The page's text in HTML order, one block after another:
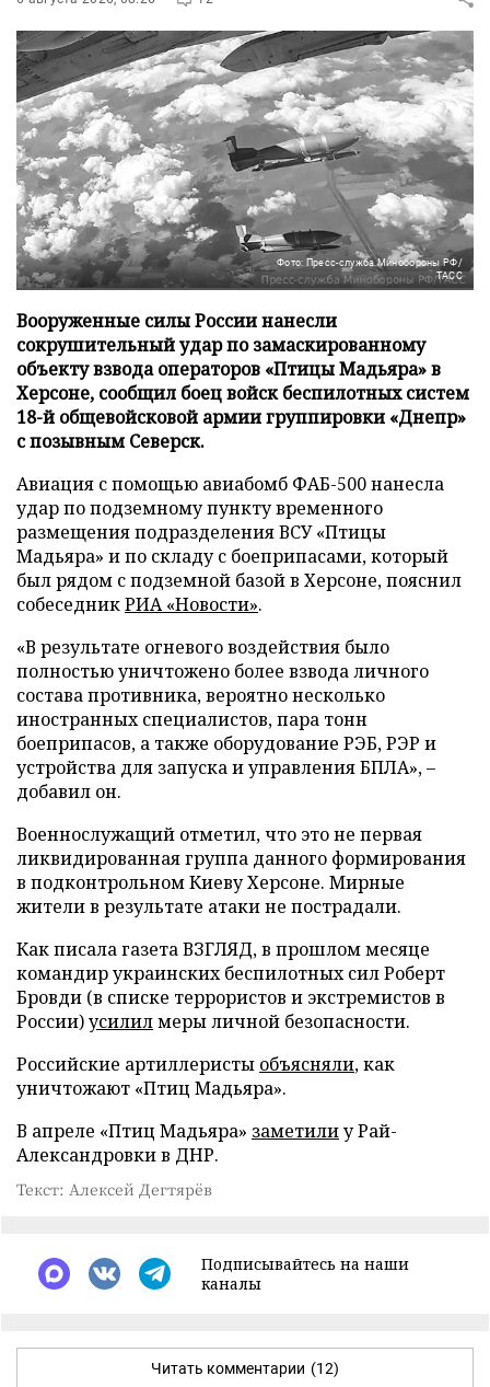
Фото: Пресс-служба Минобороны РФ/
ТАСС
Вооруженные силы России нанесли
сокрушительный удар по замаскированному
объекту взвода операторов «Птицы Мадьяра» в
Херсоне, сообщил боец войск беспилотных систем
18-й общевойсковой армии группировки «Днепр»
с позывным Северск.
Авиация с помощью авиабомб ФАБ-500 нанесла
удар по подземному пункту временного
размещения подразделения ВСУ «Птицы
Мадьяра» и по складу с боеприпасами, который
был рядом с подземной базой в Херсоне, пояснил
собеседникРИА «Новости».
«В результате огневого воздействия было
полностью уничтожено более взвода личного
состава противника, вероятно несколько
иностранных специалистов, пара тонн
боеприпасов, а также оборудование РЭБ, РЭР и
устройства для запуска и управления БПЛА», –
добавил он.
Военнослужащий отметил, что это не первая
ликвидированная группа данного формирования
в подконтрольном Киеву Херсоне. Мирные
жители в результате атаки не пострадали.
Как писала газета ВЗГЛЯД, в прошлом месяце
командир украинских беспилотных сил Роберт
Бровди (в списке террористов и экстремистов в
России)усилилмеры личной безопасности.
Российские артиллеристы объясняли, как
уничтожают «Птиц Мадьяра».
В апреле «Птиц Мадьяра» заметилиу Рай-
Александровки в ДНР.
Текст: Алексей Дегтярёв
Подписывайтесь на наши
каналы
Читать комментарии (12)